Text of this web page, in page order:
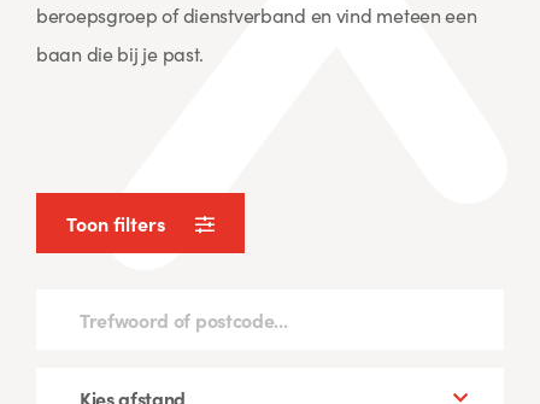
beroepsgroep of dienstverband en vind meteen een
baan die bij je past.
Toon filters